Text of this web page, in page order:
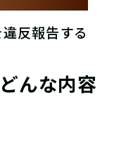
反報告する
んな内容